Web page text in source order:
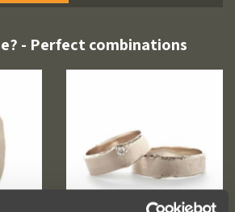
- Perfect combinations